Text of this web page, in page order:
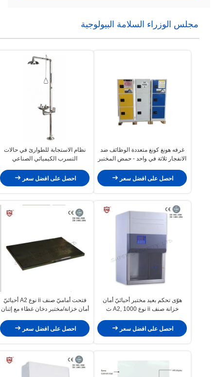
مجلس الوزراء السلامة البيولوجية
غرفه هونغ كونغ متعددة الوظائف ضد
الانفجار ثلاثة في واحد - حمض المختبر
احصل على افضل سعر
نظام الاستجابة للطوارئ في حالات
التسرب الكيميائي الصناعي
احصل على افضل سعر
هوّى تحكم بعيد مختبر أحيائيّ أمان
خزانة صنف ii نوع A2, 1000 ث
احصل على افضل سعر
فتحت أماميّ صنف ii نوع A2 أحيائيّ
أمان خزانة/مختبر دخان غطاء مع إثنان
احصل على افضل سعر